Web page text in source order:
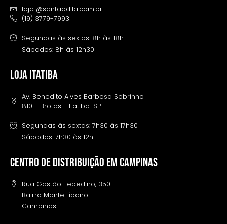
loja1@santaodila.com.br
(19) 3779-7993
Segundas às sextas: 8h às 18h
Sábados: 8h às 12h30
LOJA ITATIBA
Av. Benedito Alves Barbosa Sobrinho
810 - Brotas - Itatiba-SP
Segundas às sextas: 7h30 às 17h30
Sábados: 7h30 às 12h
Centro de distribuição em campinas
Rua Gastão Tepedino, 350
Bairro Monte Líbano
Campinas